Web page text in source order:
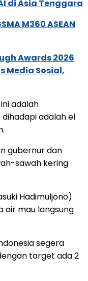
di Asia Tenggara
M360 ASEAN
Awards 2026
Media Sosial,
adalah
adalah el
gubernur dan
sawah kering
Hadimuljono)
air mau langsung
segera
target ada 2